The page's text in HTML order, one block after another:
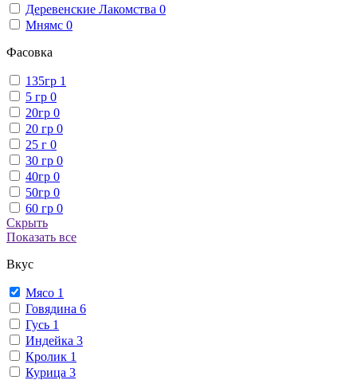
Деревенские Лакомства 0
Мнямс 0
Фасовка
135гр 1
5 гр 0
20гр 0
20 гр 0
25 г 0
30 гр 0
40гр 0
50гр 0
60 гр 0
Скрыть
Показать все
Вкус
Мясо 1
Говядина 6
Гусь 1
Индейка 3
Кролик 1
Курица 3